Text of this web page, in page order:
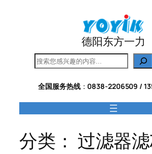
德阳东方一力
搜
索
全国服务热线： 0838-2206509 /
分类： 过滤器